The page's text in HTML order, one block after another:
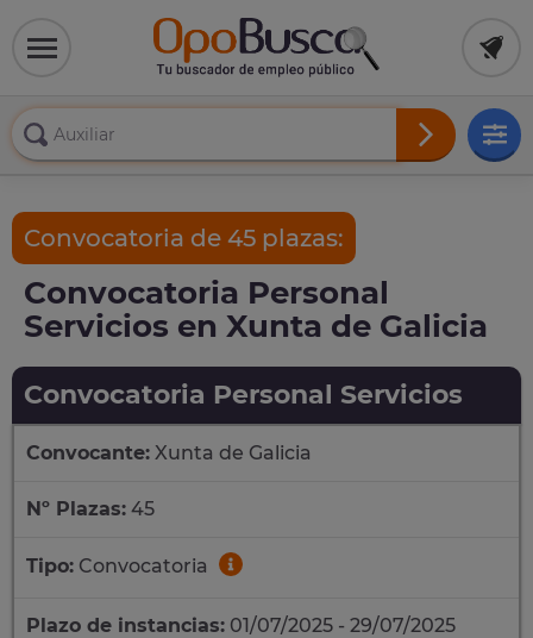
Convocatoria de 45 plazas:
Convocatoria Personal
Servicios en Xunta de Galicia
Convocatoria Personal Servicios
Convocante: Xunta de Galicia
Nº Plazas: 45
Tipo: Convocatoria
Plazo de instancias: 01/07/2025 - 29/07/2025